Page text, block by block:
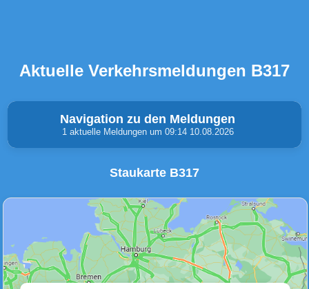
Aktuelle Verkehrsmeldungen B317
Navigation zu den Meldungen
1 aktuelle Meldungen um 09:14 10.08.2026
Unfälle & Warnungen Stau
(1)
Wetter Warnungen Sperrungen
Staukarte B317